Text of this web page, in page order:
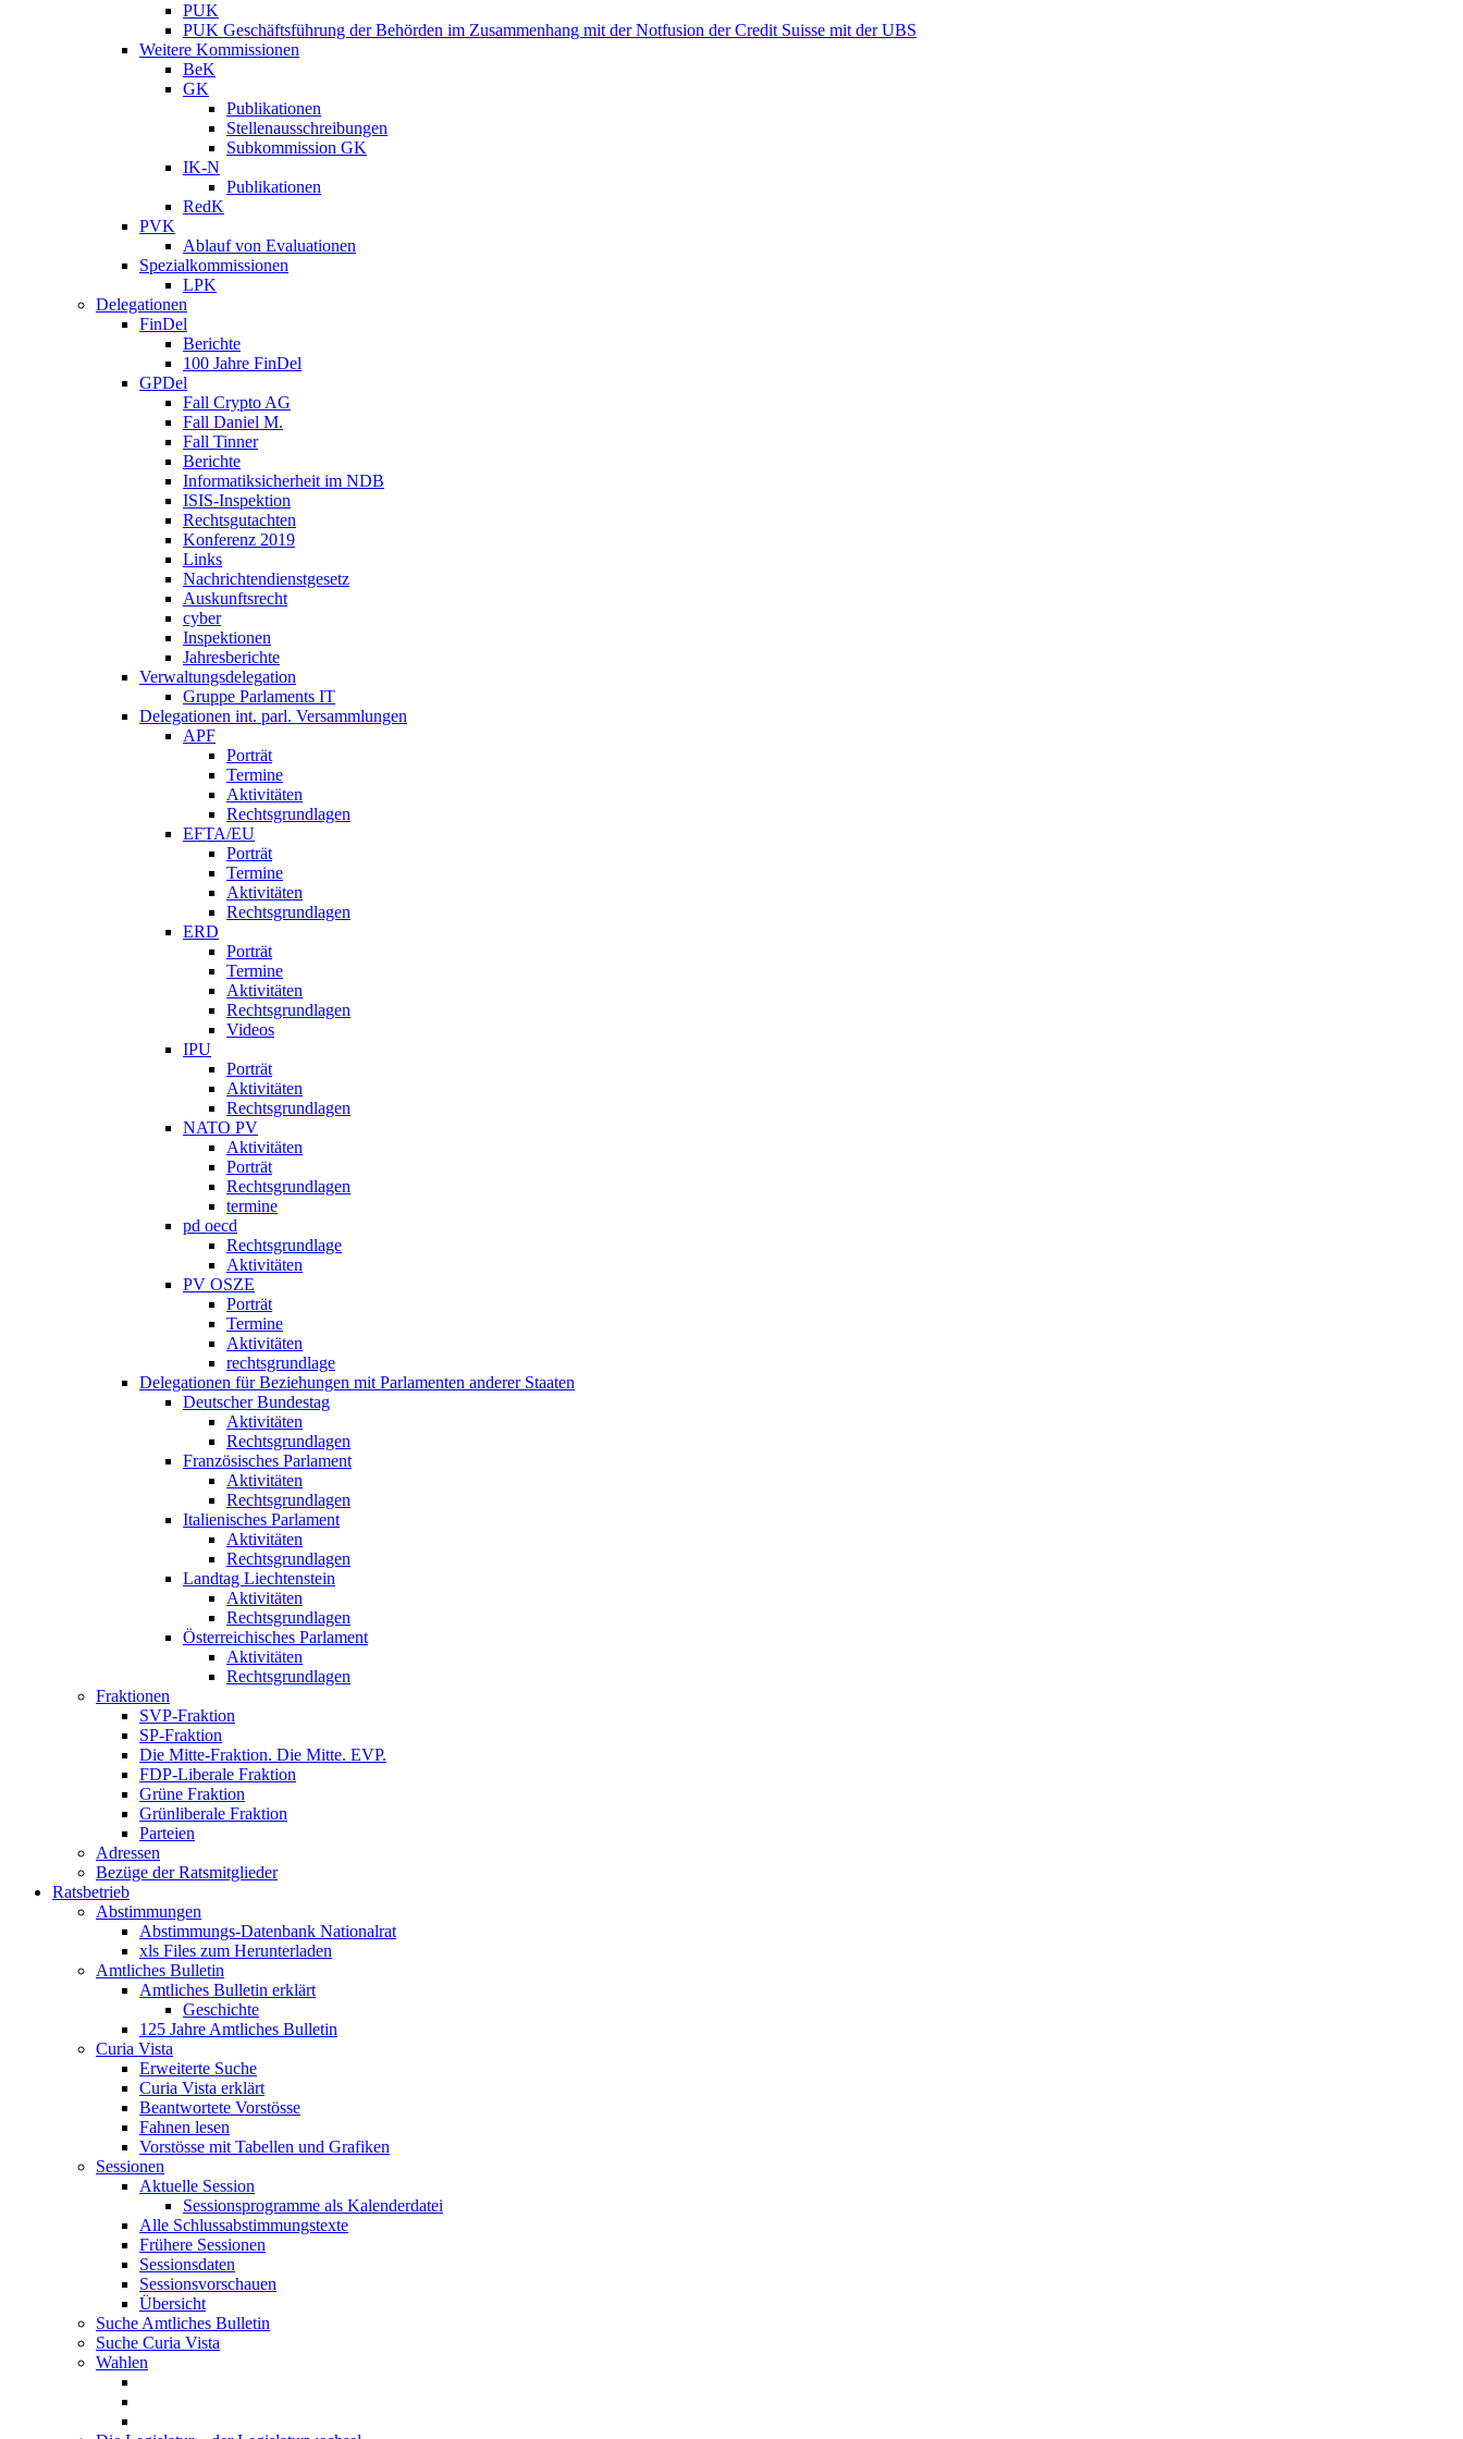
PUK
PUK Geschäftsführung der Behörden im Zusammenhang mit der Notfusion der Credit Suisse mit der UBS
Weitere Kommissionen
BeK
GK
Publikationen
Stellenausschreibungen
Subkommission GK
IK-N
Publikationen
RedK
PVK
Ablauf von Evaluationen
Spezialkommissionen
LPK
Delegationen
FinDel
Berichte
100 Jahre FinDel
GPDel
Fall Crypto AG
Fall Daniel M.
Fall Tinner
Berichte
Informatiksicherheit ­im NDB
ISIS-Inspektion
Rechtsgutachten
Konferenz 2019
Links
Nachrichtendienstgesetz
Auskunftsrecht
cyber
Inspektionen
Jahresberichte
Verwaltungsdelegation
Gruppe Parlaments IT
Delegationen int. parl. Versammlungen
APF
Porträt
Termine
Aktivitäten
Rechtsgrundlagen
EFTA/EU
Porträt
Termine
Aktivitäten
Rechtsgrundlagen
ERD
Porträt
Termine
Aktivitäten
Rechtsgrundlagen
Videos
IPU
Porträt
Aktivitäten
Rechtsgrundlagen
NATO PV
Aktivitäten
Porträt
Rechtsgrundlagen
termine
pd oecd
Rechtsgrundlage
Aktivitäten
PV OSZE
Porträt
Termine
Aktivitäten
rechtsgrundlage
Delegationen für Beziehungen mit Parlamenten anderer Staaten
Deutscher Bundestag
Aktivitäten
Rechtsgrundlagen
Französisches Parlament
Aktivitäten
Rechtsgrundlagen
Italienisches Parlament
Aktivitäten
Rechtsgrundlagen
Landtag Liechtenstein
Aktivitäten
Rechtsgrundlagen
Österreichisches Parlament
Aktivitäten
Rechtsgrundlagen
Fraktionen
SVP-Fraktion
SP-Fraktion
Die Mitte-Fraktion. Die Mitte. EVP.
FDP-Liberale Fraktion
Grüne Fraktion
Grünliberale Fraktion
Parteien
Adressen
Bezüge der Ratsmitglieder
Ratsbetrieb
Abstimmungen
Abstimmungs-Datenbank Nationalrat
xls Files zum Herunterladen
Amtliches Bulletin
Amtliches Bulletin erklärt
Geschichte
125 Jahre Amtliches Bulletin
Curia Vista
Erweiterte Suche
Curia Vista erklärt
Beantwortete Vorstösse
Fahnen lesen
Vorstösse mit Tabellen und Grafiken
Sessionen
Aktuelle Session
Sessionsprogramme als Kalenderdatei
Alle Schlussabstimmungstexte
Frühere Sessionen
Sessionsdaten
Sessionsvorschauen
Übersicht
Suche Amtliches Bulletin
Suche Curia Vista
Wahlen